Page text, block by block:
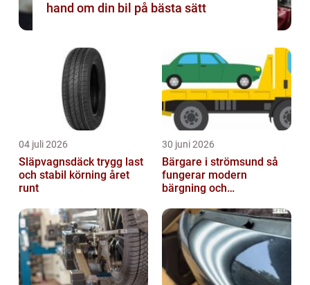
hand om din bil på bästa sätt
04 juli 2026
Släpvagnsdäck trygg last
och stabil körning året
runt
30 juni 2026
Bärgare i strömsund så
fungerar modern
bärgning och